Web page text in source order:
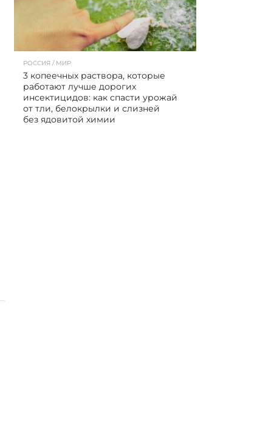
РОССИЯ / МИР
3 копеечных раствора, которые
работают лучше дорогих
инсектицидов: как спасти урожай
от тли, белокрылки и слизней
без ядовитой химии